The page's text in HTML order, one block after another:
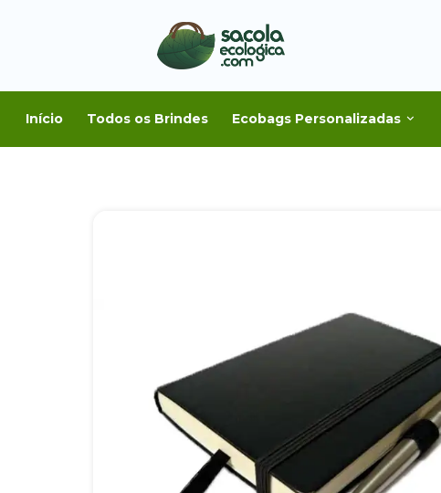
Início Todos os Brindes Ecobags Personalizadas